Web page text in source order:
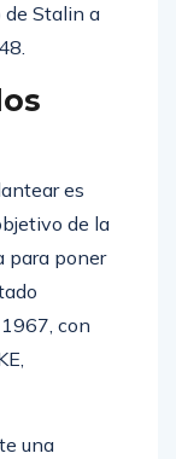
de Stalin a
es
de la
para poner
con
una